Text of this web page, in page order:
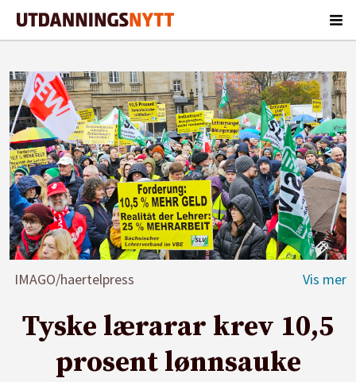
IMAGO/haertelpress
Tyske lærarar krev 10,5
prosent lønnsauke